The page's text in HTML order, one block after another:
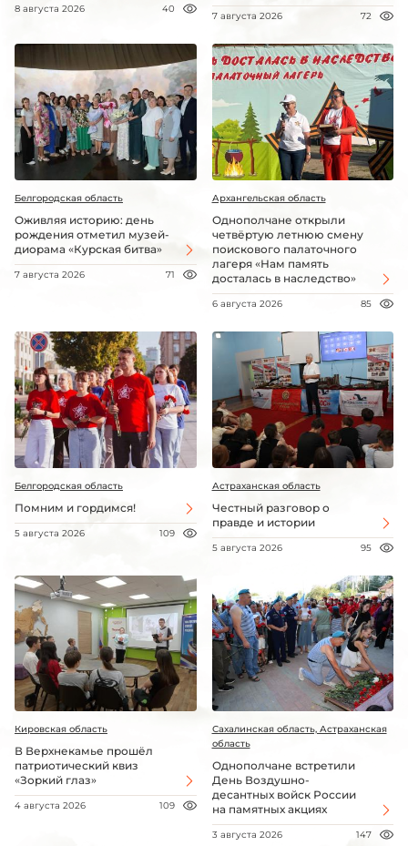
8 августа 2026 40
7 августа 2026 72
Белгородская область
Оживляя историю: день
рождения отметил музей-
диорама «Курская битва»
7 августа 2026 71
Архангельская область
Однополчане открыли
четвёртую летнюю смену
поискового палаточного
лагеря «Нам память
досталась в наследство»
6 августа 2026 85
Белгородская область
Помним и гордимся!
5 августа 2026 109
Астраханская область
Честный разговор о
правде и истории
5 августа 2026 95
Кировская область
В Верхнекамье прошёл
патриотический квиз
«Зоркий глаз»
4 августа 2026 109
Сахалинская область, Астраханская
область
Однополчане встретили
День Воздушно-
десантных войск России
на памятных акциях
3 августа 2026 147